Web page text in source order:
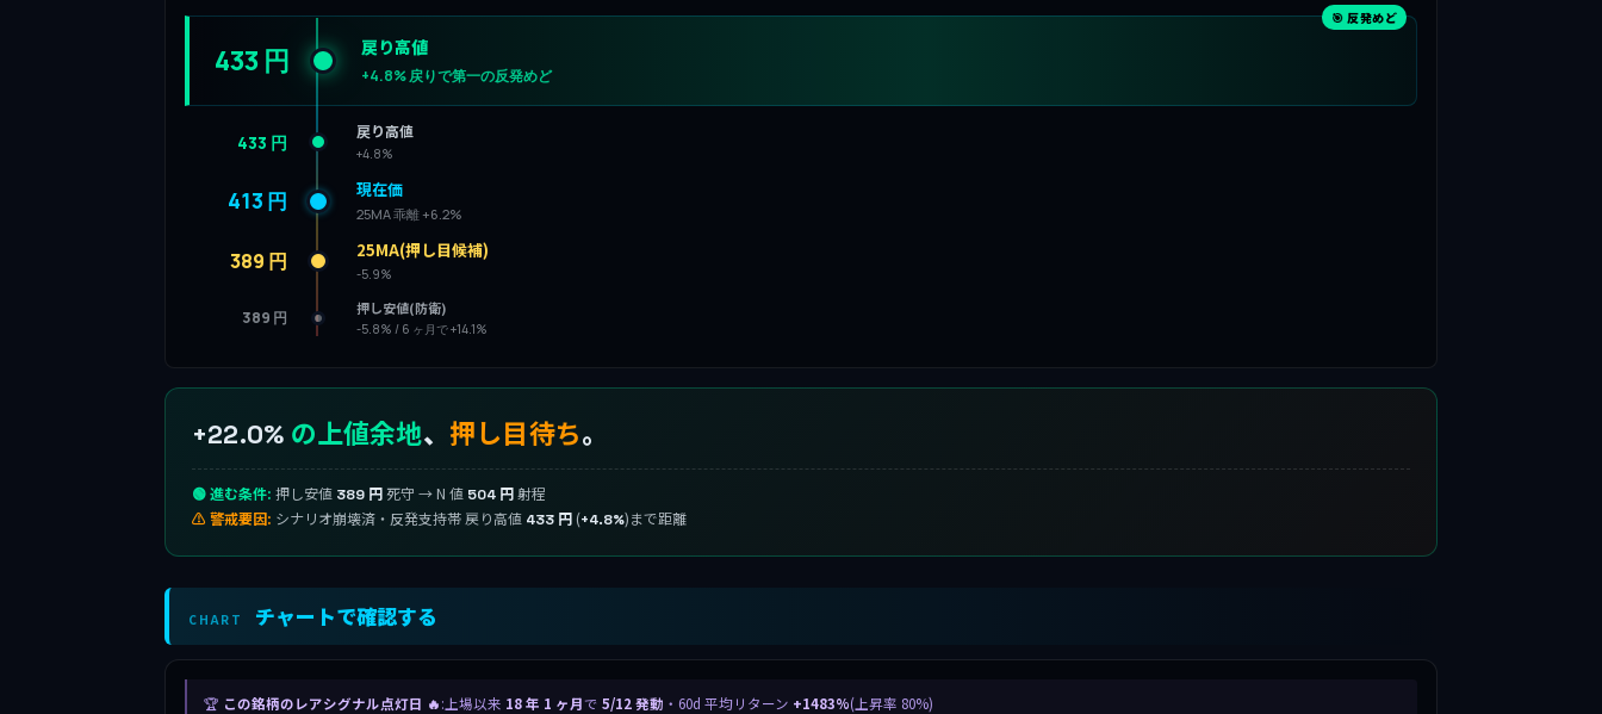
🎯 反発めど
433 円 戻り高値
+4.8% 戻りで第一の反発めど
433 円 戻り高値
+4.8%
413 円 現在価
25MA 乖離 +6.2%
389 円 25MA(押し目候補)
-5.9%
389 円 押し安値(防衛)
-5.8% / 6 ヶ月で +14.1%
+22.0% の上値余地、 押し目待ち。
🟢 進む条件: 押し安値 389 円 死守 → N 値 504 円 射程
⚠ 警戒要因: シナリオ崩壊済・反発支持帯 戻り高値 433 円 (+4.8%)まで距離
CHART チャートで確認する
🏆 この銘柄のレアシグナル点灯日 🔥:上場以来 18 年 1 ヶ月で 5/12 発動 ・60d 平均リターン +1483%(上昇率 80%)